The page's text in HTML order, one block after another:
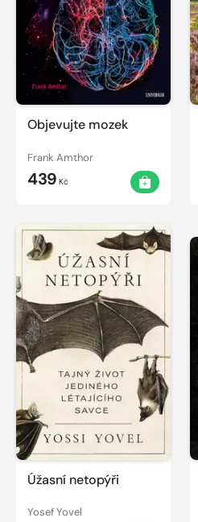
Objevujte mozek
Frank Amthor
439 Kč
Úžasní netopýři
Yosef Yovel